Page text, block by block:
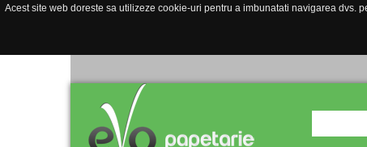
Acest site web doreste sa utilizeze cookie-uri pentru a imbunatati navigarea dvs.